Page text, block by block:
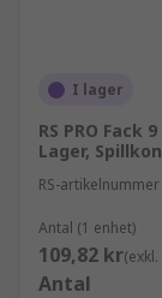
I lager
RS PRO
Lager,
RS-artikelnummer
Antal (1 enhet)
109,82 kr
Antal